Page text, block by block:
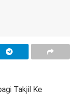
Takjil Ke